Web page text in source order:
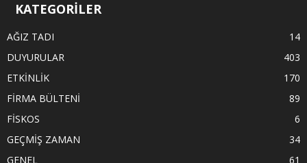
KATEGORİLER
AĞIZ TADI
14
DUYURULAR
403
ETKİNLİK
170
FİRMA BÜLTENİ
89
FİSKOS
6
GEÇMİŞ ZAMAN
34
GENEL
61